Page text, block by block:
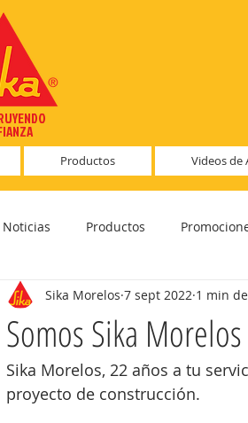
Productos Videos de
Noticias Productos
Somos Sika Morelos
Sika Morelos 7 sept 2022 1 min
Sika Morelos, 22 años a tu
proyecto de construcción.